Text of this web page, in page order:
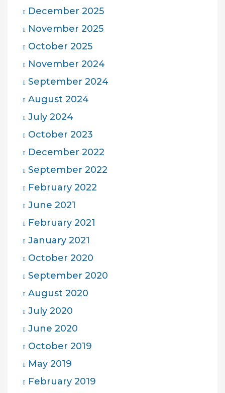
December 2025
November 2025
October 2025
November 2024
September 2024
August 2024
July 2024
October 2023
December 2022
September 2022
February 2022
June 2021
February 2021
January 2021
October 2020
September 2020
August 2020
July 2020
June 2020
October 2019
May 2019
February 2019